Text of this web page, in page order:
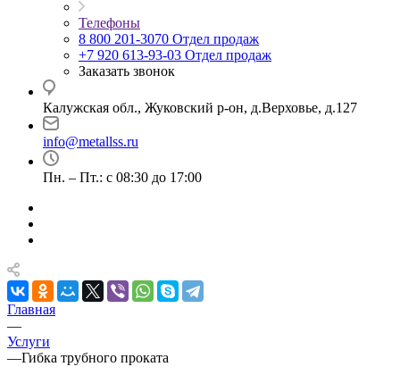
Телефоны
8 800 201-3070 Отдел продаж
+7 920 613-93-03 Отдел продаж
Заказать звонок
Калужская обл., Жуковский р-он, д.Верховье, д.127
info@metallss.ru
Пн. – Пт.: с 08:30 до 17:00
Главная
—
Услуги
—Гибка трубного проката